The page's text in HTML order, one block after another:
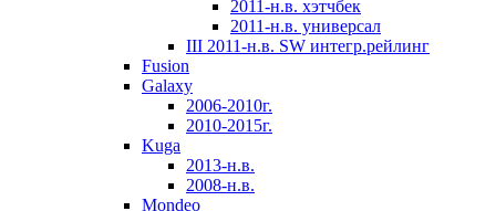
2011-н.в. хэтчбек
2011-н.в. универсал
III 2011-н.в. SW интегр.рейлинг
Fusion
Galaxy
2006-2010г.
2010-2015г.
Kuga
2013-н.в.
2008-н.в.
Mondeo